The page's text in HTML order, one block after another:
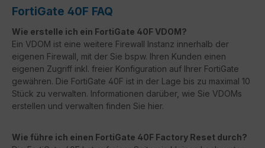
FortiGate 40F FAQ
Wie erstelle ich ein FortiGate 40F VDOM?
Ein VDOM ist eine weitere Firewall Instanz innerhalb der
eigenen Firewall, mit der Sie bspw. Ihren Kunden einen
eigenen Zugriff inkl. freier Konfiguration auf Ihrer FortiGate
gewähren. Die FortiGate 40F ist in der Lage bis zu maximal 10
Stück zu verwalten. Informationen darüber, wie Sie VDOMs
erstellen und verwalten finden Sie hier.
Wie führe ich einen FortiGate 40F Factory Reset durch?